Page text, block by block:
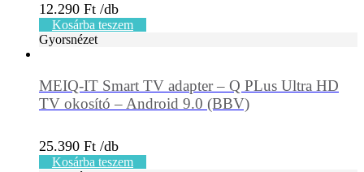
12.290 Ft
Kosárba teszem
Gyorsnézet
MEIQ-IT Smart TV adapter – Q PLus Ultra HD
TV okosító – Android 9.0 (BBV)
25.390 Ft
Kosárba teszem